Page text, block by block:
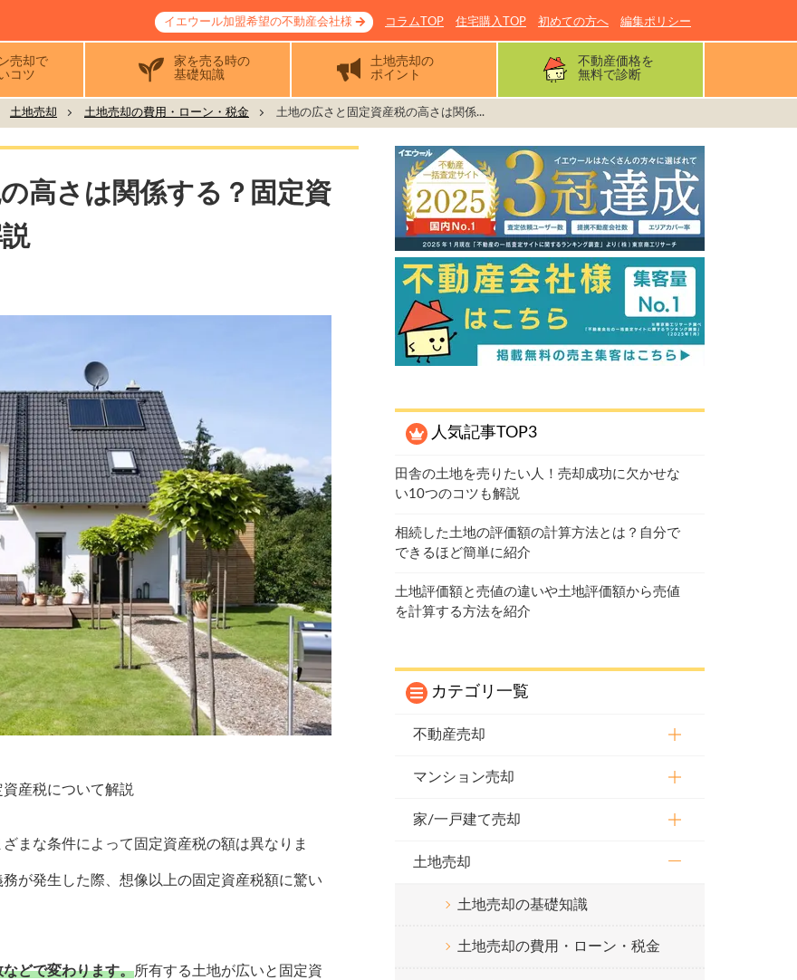
イエウール加盟希望の不動産会社様 コラムTOP 住宅購入TOP 初めての方へ 編集ポリシー
売却で
コツ
家を売る時の
基礎知識
土地売却の
ポイント
不動産価格を
無料で診断
土地売却 土地売却の費用・ローン・税金 土地の広さと固定資産税の高さは関係...
高さは関係する？固定資
産税について解説
まな条件によって固定資産税の額は異なりま
が発生した際、想像以上の固定資産税額に驚い
どで変わります。所有する土地が広いと固定資
人気記事TOP3
田舎の土地を売りたい人！売却成功に欠かせな
い10つのコツも解説
相続した土地の評価額の計算方法とは？自分で
できるほど簡単に紹介
土地評価額と売値の違いや土地評価額から売値
を計算する方法を紹介
カテゴリ一覧
不動産売却
マンション売却
家/一戸建て売却
土地売却
土地売却の基礎知識
土地売却の費用・ローン・税金